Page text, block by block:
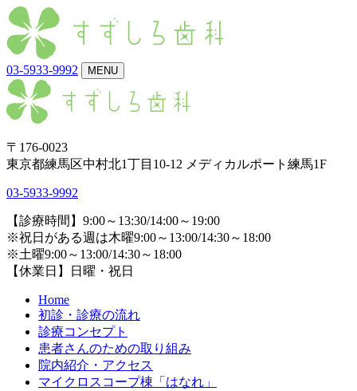
03-5933-9992 MENU
〒176-0023
東京都練馬区中村北1丁目10-12 メディカルポート練馬1F
03-5933-9992
【診療時間】9:00～13:30/14:00～19:00
※祝日がある週は木曜9:00～13:00/14:30～18:00
※土曜9:00～13:00/14:30～18:00
【休業日】日曜・祝日
Home
初診・診療の流れ
診療コンセプト
患者さんのための取り組み
院内紹介・アクセス
マイクロスコープ棟「はなれ」